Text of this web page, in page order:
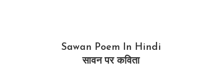
Sawan Poem In Hindi
सावन पर कविता